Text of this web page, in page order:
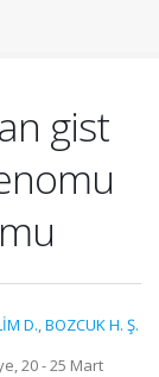
gist
D.,BOZCUK H. Ş.
20 - 25 Mart